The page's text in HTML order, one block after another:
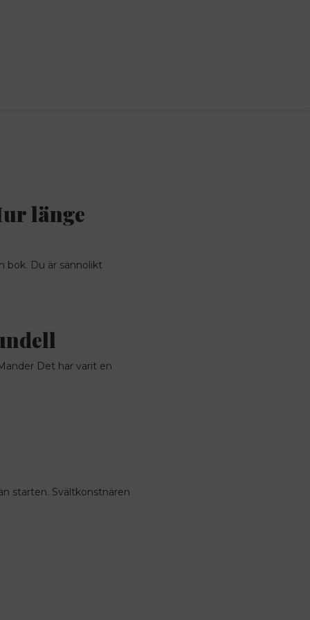
länge
bok. Du är sannolikt
Det har varit en
starten. Svältkonstnären